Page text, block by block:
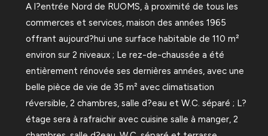
A l?entrée Nord de RUOMS, à proximité de tous les
commerces et services, maison des années 1965
offrant aujourd?hui une surface habitable de 110 m²
environ sur 2 niveaux ; Le rez-de-chaussée a été
entièrement rénovée ses dernières années, avec une
belle pièce de vie de 35 m² avec climatisation
réversible, 2 chambres, salle d?eau et W.C. séparé ; L?
étage sera à rafraichir avec cuisine salle à manger, 2